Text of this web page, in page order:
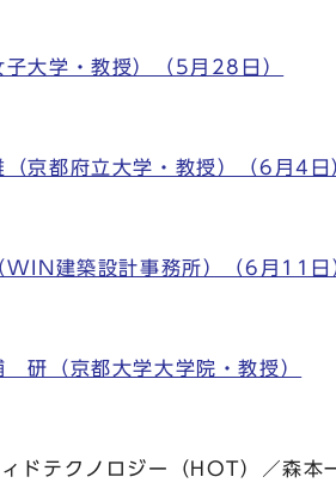
子大学・教授）（5月28日）
京都府立大学・教授）（6月4日
WIN建築設計事務所）（6月11日
研（京都大学大学院・教授）
ドテクノロジー（HOT）／森本